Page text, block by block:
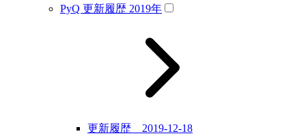
PyQ 更新履歴 2019年
更新履歴 2019-12-18